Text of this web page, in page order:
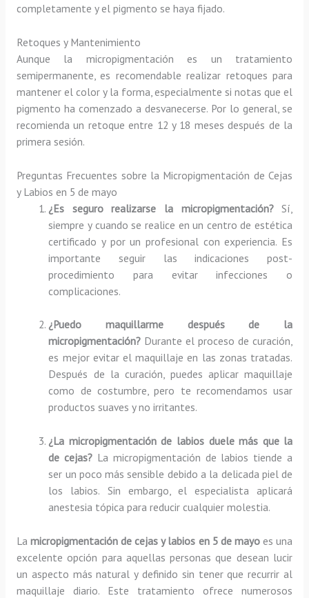
completamente y el pigmento se haya fijado.
Retoques y Mantenimiento
Aunque la micropigmentación es un tratamiento
semipermanente, es recomendable realizar retoques para
mantener el color y la forma, especialmente si notas que el
pigmento ha comenzado a desvanecerse. Por lo general, se
recomienda un retoque entre 12 y 18 meses después de la
primera sesión.
Preguntas Frecuentes sobre la Micropigmentación de Cejas
y Labios en 5 de mayo
¿Es seguro realizarse la micropigmentación?Sí,
siempre y cuando se realice en un centro de estética
certificado y por un profesional con experiencia. Es
importante seguir las indicaciones post-
procedimiento para evitar infecciones o
complicaciones.
¿Puedo maquillarme después de la
micropigmentación? Durante el proceso de curación,
es mejor evitar el maquillaje en las zonas tratadas.
Después de la curación, puedes aplicar maquillaje
como de costumbre, pero te recomendamos usar
productos suaves y no irritantes.
¿La micropigmentación de labios duele más que la
de cejas? La micropigmentación de labios tiende a
ser un poco más sensible debido a la delicada piel de
los labios. Sin embargo, el especialista aplicará
anestesia tópica para reducir cualquier molestia.
La micropigmentación de cejas y labios en 5 de mayoes una
excelente opción para aquellas personas que desean lucir
un aspecto más natural y definido sin tener que recurrir al
maquillaje diario. Este tratamiento ofrece numerosos